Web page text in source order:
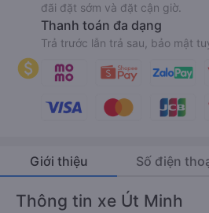
đãi đặt sớm và đặt cận giờ.
Thanh toán đa dạng
Trả trước lẫn trả sau, bảo mật
Giới thiệu Số điện
Thông tin xe Út Minh